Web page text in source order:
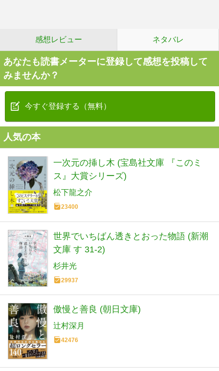
感想レビュー ネタバレ
あなたも読書メーターに登録して感想を投稿して
みませんか？
今すぐ登録する（無料）
人気の本
一次元の挿し木 (宝島社文庫 『このミ
ス』大賞シリーズ)
松下龍之介
23400
世界でいちばん透きとおった物語 (新潮
文庫 す 31-2)
杉井光
29937
傲慢と善良 (朝日文庫)
辻村深月
42476